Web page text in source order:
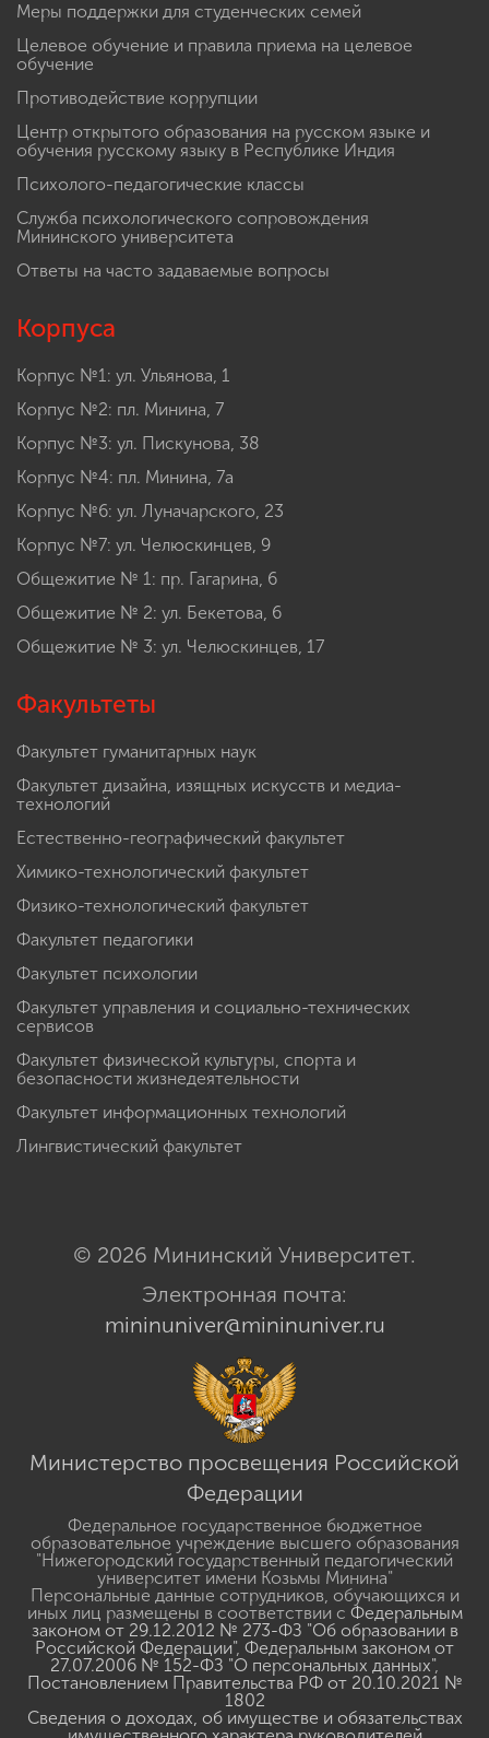
Меры поддержки для студенческих семей
Целевое обучение и правила приема на целевое
обучение
Противодействие коррупции
Центр открытого образования на русском языке и
обучения русскому языку в Республике Индия
Психолого-педагогические классы
Служба психологического сопровождения
Мининского университета
Ответы на часто задаваемые вопросы
Корпуса
Корпус №1: ул. Ульянова, 1
Корпус №2: пл. Минина, 7
Корпус №3: ул. Пискунова, 38
Корпус №4: пл. Минина, 7а
Корпус №6: ул. Луначарского, 23
Корпус №7: ул. Челюскинцев, 9
Общежитие № 1: пр. Гагарина, 6
Общежитие № 2: ул. Бекетова, 6
Общежитие № 3: ул. Челюскинцев, 17
Факультеты
Факультет гуманитарных наук
Факультет дизайна, изящных искусств и медиа-
технологий
Естественно-географический факультет
Химико-технологический факультет
Физико-технологический факультет
Факультет педагогики
Факультет психологии
Факультет управления и социально-технических
сервисов
Факультет физической культуры, спорта и
безопасности жизнедеятельности
Факультет информационных технологий
Лингвистический факультет
© 2026 Мининский Университет.
Электронная почта:
mininuniver@mininuniver.ru
Министерство просвещения Российской
Федерации
Федеральное государственное бюджетное
образовательное учреждение высшего образования
"Нижегородский государственный педагогический
университет имени Козьмы Минина"
Персональные данные сотрудников, обучающихся и
иных лиц размещены в соответствии с Федеральным
законом от 29.12.2012 № 273-ФЗ "Об образовании в
Российской Федерации", Федеральным законом от
27.07.2006 № 152-ФЗ "О персональных данных",
Постановлением Правительства РФ от 20.10.2021 №
1802
Сведения о доходах, об имуществе и обязательствах